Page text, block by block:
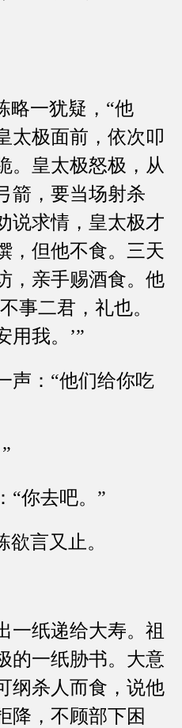
一犹疑，“他
太极面前，依次叩
。皇太极怒极，从
箭，要当场射杀
说求情，皇太极才
，但他不食。三天
，亲手赐酒食。他
事二君，礼也。
用我。’”
：“他们给你吃
你去吧。”
言又止。
纸递给大寿。祖
的一纸胁书。大意
纲杀人而食，说他
降，不顾部下困